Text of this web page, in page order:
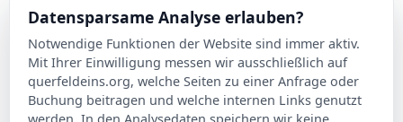
Planung
Events nach Stadt
Suche
Kontakt
Über Querfeldeins
Datensparsame Analyse erlauben?
Notwendige Funktionen der Website sind immer aktiv.
Mit Ihrer Einwilligung messen wir ausschließlich auf
querfeldeins.org, welche Seiten zu einer Anfrage oder
Buchung beitragen und welche internen Links genutzt
werden. In den Analysedaten speichern wir keine